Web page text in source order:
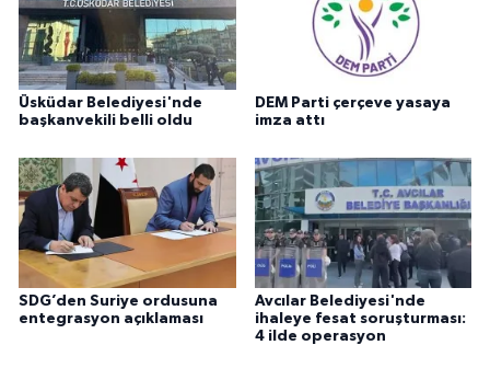
Üsküdar Belediyesi'nde
başkanvekili belli oldu
DEM Parti çerçeve yasaya
imza attı
SDG’den Suriye ordusuna
entegrasyon açıklaması
Avcılar Belediyesi'nde
ihaleye fesat soruşturması:
4 ilde operasyon